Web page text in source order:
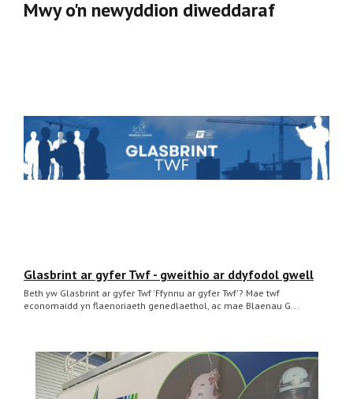
Mwy o'n newyddion diweddaraf
Glasbrint ar gyfer Twf - gweithio ar ddyfodol gwell
Beth yw Glasbrint ar gyfer Twf 'Ffynnu ar gyfer Twf'? Mae twf
economaidd yn flaenoriaeth genedlaethol, ac mae Blaenau G...